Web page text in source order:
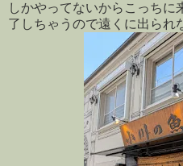
しかやってないからこっちに
了しちゃうので遠くに出られ